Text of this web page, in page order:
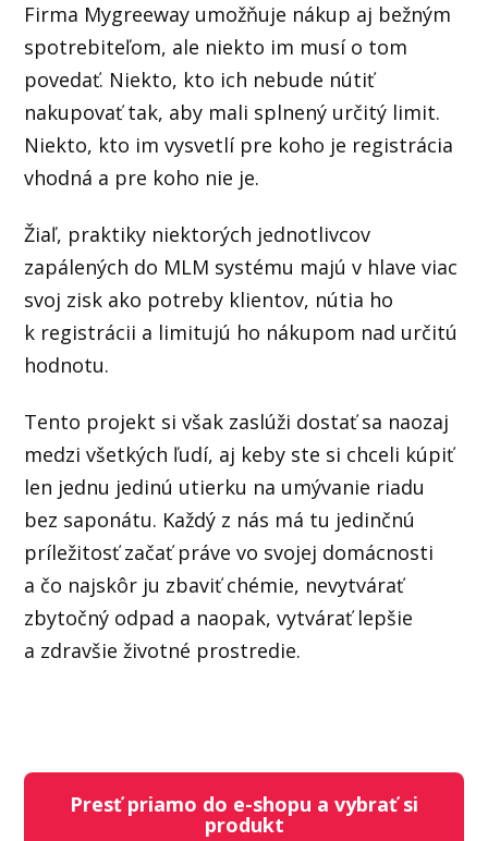
Firma Mygreeway umožňuje nákup aj bežným
spotrebiteľom, ale niekto im musí o tom
povedať. Niekto, kto ich nebude nútiť
nakupovať tak, aby mali splnený určitý limit.
Niekto, kto im vysvetlí pre koho je registrácia
vhodná a pre koho nie je.
Žiaľ, praktiky niektorých jednotlivcov
zapálených do MLM systému majú v hlave viac
svoj zisk ako potreby klientov, nútia ho
k registrácii a limitujú ho nákupom nad určitú
hodnotu.
Tento projekt si však zaslúži dostať sa naozaj
medzi všetkých ľudí, aj keby ste si chceli kúpiť
len jednu jedinú utierku na umývanie riadu
bez saponátu. Každý z nás má tu jedinčnú
príležitosť začať práve vo svojej domácnosti
a čo najskôr ju zbaviť chémie, nevytvárať
zbytočný odpad a naopak, vytvárať lepšie
a zdravšie životné prostredie.
Presť priamo do e-shopu a vybrať si
produkt